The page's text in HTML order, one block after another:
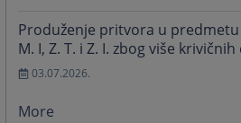
Produženje pritvora u
M. I, Z. T. i Z. I. zbog više krivičnih
03.07.2026.
More